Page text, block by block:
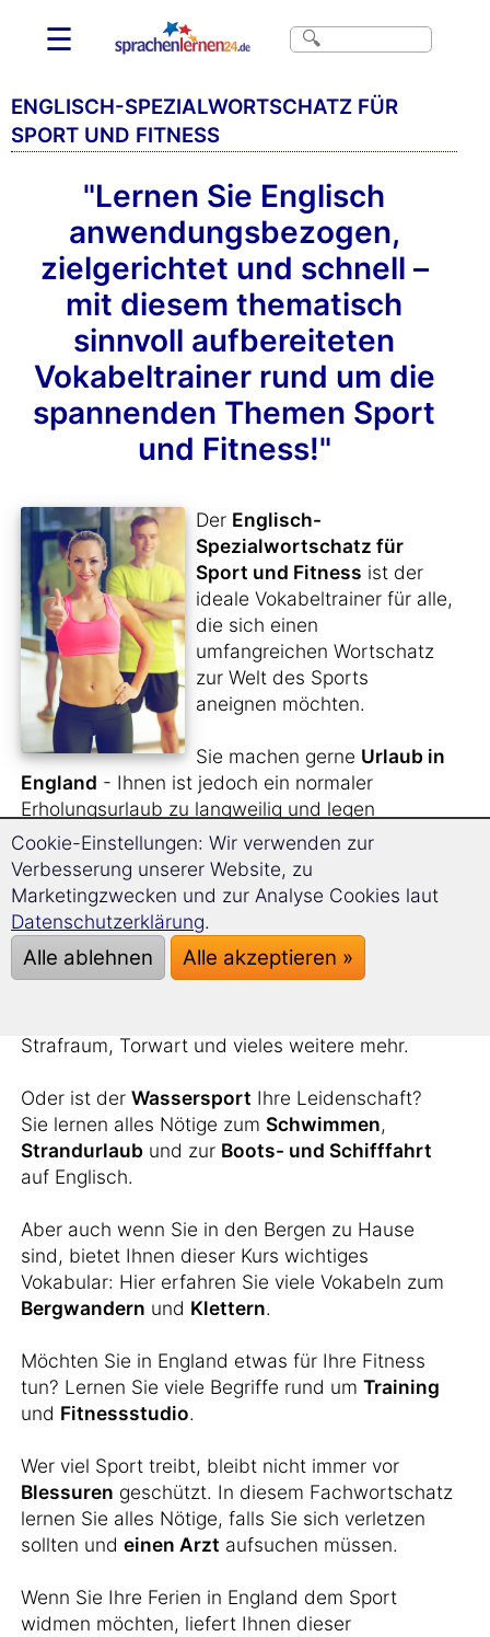
☰
ENGLISCH-SPEZIALWORTSCHATZ FÜR
SPORT UND FITNESS
"Lernen Sie Englisch
anwendungsbezogen,
zielgerichtet und schnell –
mit diesem thematisch
sinnvoll aufbereiteten
Vokabeltrainer rund um die
spannenden Themen Sport
und Fitness!"
Der Englisch-
Spezialwortschatz für
Sport und Fitness ist der
ideale Vokabeltrainer für alle,
die sich einen
umfangreichen Wortschatz
zur Welt des Sports
aneignen möchten.
Sie machen gerne Urlaub in
England - Ihnen ist jedoch ein normaler
Erholungsurlaub zu langweilig und legen
vielmehr Wert auf einesportliche Betätigung
Oder möchten Sie dieSportnachrichten
Englisch verfolgen?
Sie sind begnadeterFußball-Fanund möchten
sich auch den relevanten Wortschatz für die
Strafraum, Torwart und vieles weitere mehr.
Oder ist der Wassersport Ihre Leidenschaft?
Sie lernen alles Nötige zum Schwimmen,
Strandurlaub und zur Boots- und Schifffahrt
auf Englisch.
Aber auch wenn Sie in den Bergen zu Hause
sind, bietet Ihnen dieser Kurs wichtiges
Vokabular: Hier erfahren Sie viele Vokabeln zum
Bergwandern und Klettern.
Möchten Sie in England etwas für Ihre Fitness
tun? Lernen Sie viele Begriffe rund um Training
und Fitnessstudio.
Wer viel Sport treibt, bleibt nicht immer vor
Blessuren geschützt. In diesem Fachwortschatz
lernen Sie alles Nötige, falls Sie sich verletzen
sollten und einen Arzt aufsuchen müssen.
Wenn Sie Ihre Ferien in England dem Sport
widmen möchten, liefert Ihnen dieser
Cookie-Einstellungen: Wir verwenden zur
Verbesserung unserer Website, zu
Marketingzwecken und zur Analyse Cookies laut
Datenschutzerklärung.
Alle ablehnen Alle akzeptieren »